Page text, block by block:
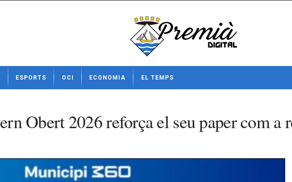
ESPORTS OCI ECONOMIA EL TEMPS
Obert 2026 reforça el seu paper com a